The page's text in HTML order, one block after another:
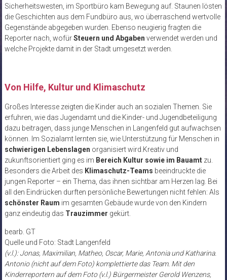
Sicherheitswesten, im Sportbüro kam Bewegung auf. Staunen lösten
die Geschichten aus dem Fundbüro aus, wo überraschend wertvolle
Gegenstände abgegeben wurden. Ebenso neugierig fragten die
Reporter nach, wofürSteuern und Abgaben verwendet werden und
welche Projekte damit in der Stadt umgesetzt werden.
Von Hilfe, Kultur und Klimaschutz
Großes Interesse zeigten die Kinder auch an sozialen Themen. Sie
erfuhren, wie das Jugendamt und die Kinder- und Jugendbeteiligung
dazu beitragen, dass junge Menschen in Langenfeld gut aufwachsen
können. Im Sozialamt lernten sie, wie Unterstützung für Menschen in
schwierigen Lebenslagen organisiert wird.Kreativ und
zukunftsorientiert ging es im Bereich Kultur sowie im Bauamtzu.
Besonders die Arbeit des Klimaschutz-Teams beeindruckte die
jungen Reporter – ein Thema, das ihnen sichtbar am Herzen lag. Bei
all den Eindrücken durften persönliche Bewertungen nicht fehlen: Als
schönster Raum im gesamten Gebäude wurde von den Kindern
ganz eindeutig das Trauzimmer gekürt.
bearb. GT
Quelle und Foto: Stadt Langenfeld
(v.l.): Jonas, Maximilian, Matheo, Oscar, Marie, Antonia und Katharina.
Antonio (nicht auf dem Foto) komplettierte das Team. Mit den
Kinderreportern auf dem Foto (v.l.) Bürgermeister Gerold Wenzens,